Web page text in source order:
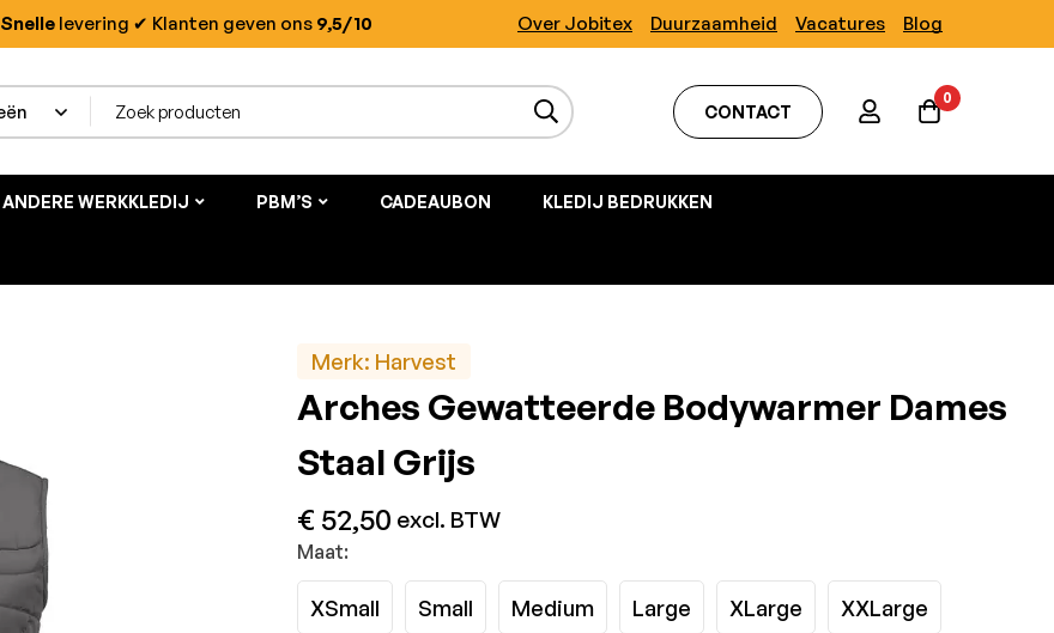
Snelle levering ✔ Klanten geven ons 9,5/10 Over Jobitex Duurzaamheid Vacatures Blog
CONTACT
0
ANDERE WERKKLEDIJ PBM’S CADEAUBON KLEDIJ BEDRUKKEN
Merk: Harvest
Arches Gewatteerde Bodywarmer Dames
Staal Grijs
€ 52,50 excl. BTW
Maat:
XSmall Small Medium Large XLarge XXLarge